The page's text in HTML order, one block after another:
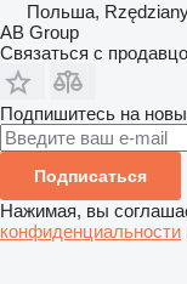
Польша,
AB Group
Связаться с
Подпишитесь на
Подписаться
Нажимая, вы
конфиденциальности